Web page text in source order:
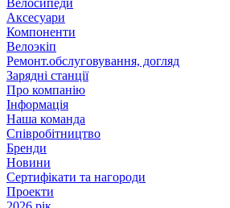
Велосипеди
Аксесуари
Компоненти
Велоэкіп
Ремонт.обслуговування, догляд
Зарядні станції
Про компанію
Інформація
Наша команда
Співробітництво
Бренди
Новини
Сертифікати та нагороди
Проекти